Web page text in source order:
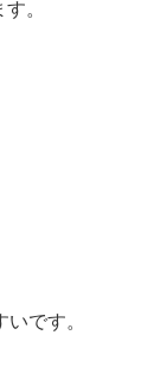
。
です。